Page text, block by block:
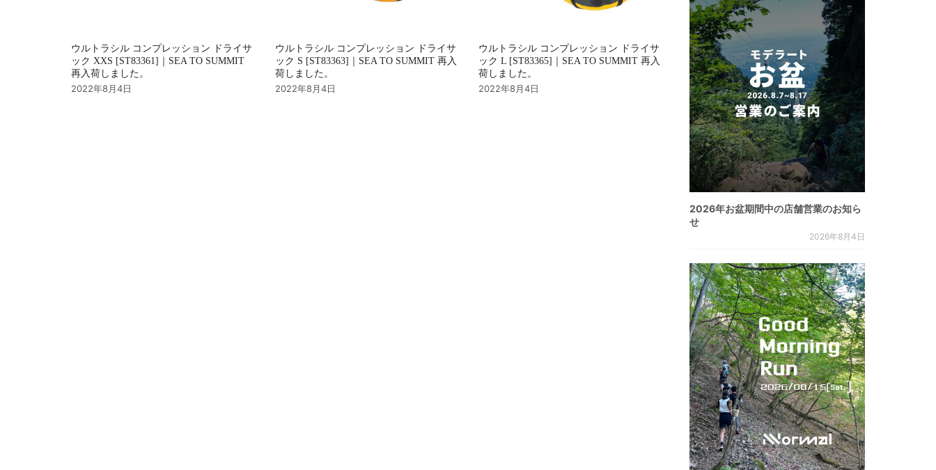
ウルトラシル コンプレッション ドライサ
ック XXS [ST83361]｜SEA TO SUMMIT
再入荷しました。
2022年8月4日
ウルトラシル コンプレッション ドライサ
ック S [ST83363]｜SEA TO SUMMIT 再入
荷しました。
2022年8月4日
ウルトラシル コンプレッション ドライサ
ック L [ST83365]｜SEA TO SUMMIT 再入
荷しました。
2022年8月4日
2026年お盆期間中の店舗営業のお知ら
せ
2026年8月4日